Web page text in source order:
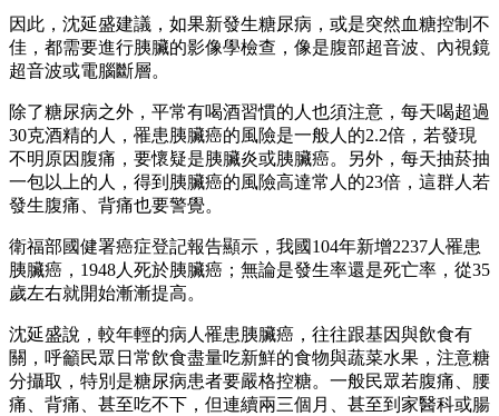
因此，沈延盛建議，如果新發生糖尿病，或是突然血糖控制不
佳，都需要進行胰臟的影像學檢查，像是腹部超音波、內視鏡
超音波或電腦斷層。
除了糖尿病之外，平常有喝酒習慣的人也須注意，每天喝超過
30克酒精的人，罹患胰臟癌的風險是一般人的2.2倍，若發現
不明原因腹痛，要懷疑是胰臟炎或胰臟癌。另外，每天抽菸抽
一包以上的人，得到胰臟癌的風險高達常人的23倍，這群人若
發生腹痛、背痛也要警覺。
衛福部國健署癌症登記報告顯示，我國104年新增2237人罹患
胰臟癌，1948人死於胰臟癌；無論是發生率還是死亡率，從35
歲左右就開始漸漸提高。
沈延盛說，較年輕的病人罹患胰臟癌，往往跟基因與飲食有
關，呼籲民眾日常飲食盡量吃新鮮的食物與蔬菜水果，注意糖
分攝取，特別是糖尿病患者要嚴格控糖。一般民眾若腹痛、腰
痛、背痛、甚至吃不下，但連續兩三個月、甚至到家醫科或腸